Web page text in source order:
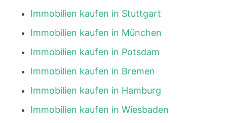
Immobilien kaufen in Stuttgart
Immobilien kaufen in München
Immobilien kaufen in Potsdam
Immobilien kaufen in Bremen
Immobilien kaufen in Hamburg
Immobilien kaufen in Wiesbaden